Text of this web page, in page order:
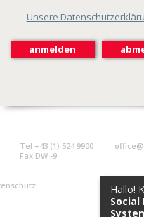
Unsere
Tel +43 (1) 524 9900
Fax DW -9
Hallo!
Social